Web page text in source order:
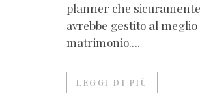
planner che sicuramente
avrebbe gestito al meglio
matrimonio....
LEGGI DI PIÙ